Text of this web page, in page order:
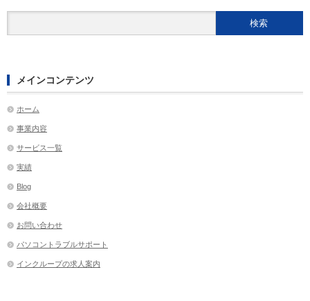
メインコンテンツ
ホーム
事業内容
サービス一覧
実績
Blog
会社概要
お問い合わせ
パソコントラブルサポート
インクループの求人案内